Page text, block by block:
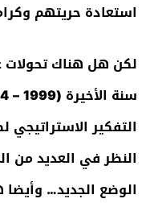
استعادة حريتهم
لكن هل هناك
التفكير الاستراتيجي
النظر في العديد من
الوضع الجديد…